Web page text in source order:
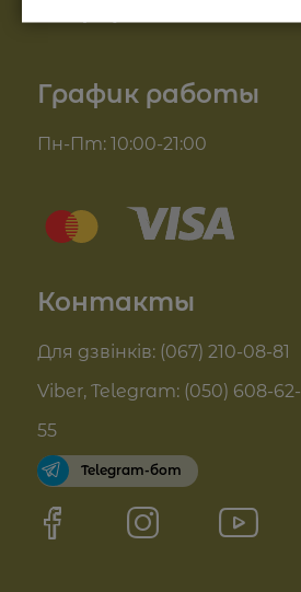
График работы
Пн-Пт: 10:00-21:00
Для волос
Комплекси для обличчя
Pro Age догляд
Новинки
Отзывы
Договор оферты
Контакты
Для дзвінків: (067) 210-08-81
Viber, Telegram: (050) 608-62-
55
Telegram-бот